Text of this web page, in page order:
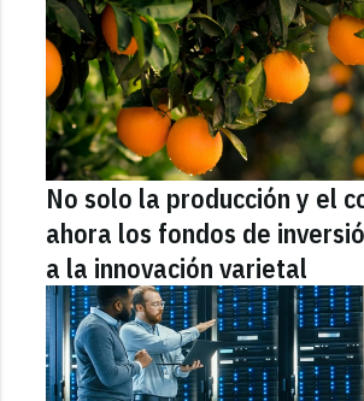
No solo la producción y el
ahora los fondos de
a la innovación varietal